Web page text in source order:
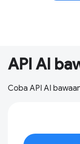
API AI
Coba API AI